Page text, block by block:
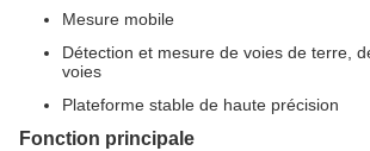
Mesure mobile
Détection et mesure de voies de terre,
voies
Plateforme stable de haute précision
Fonction principale